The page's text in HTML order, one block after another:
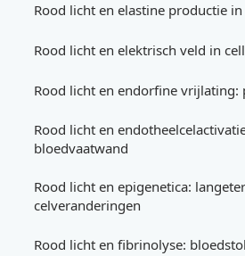
Rood licht en elastine productie
Rood licht en elektrisch veld in
Rood licht en endorfine vrijlating:
Rood licht en
bloedvaatwand
Rood licht en epigenetica:
celveranderingen
Rood licht en fibrinolyse: